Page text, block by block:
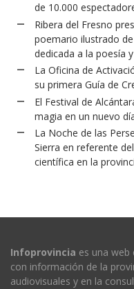
de 10.000
Ribera del Fresno
poemario ilustrado
dedicada a la poesía
La Oficina de
su primera Guía de
El Festival de
magia en un nuevo
La Noche de las
Sierra en referente
científica en la
Infoprovincia es una web
con información de la
audiovisuales y en la